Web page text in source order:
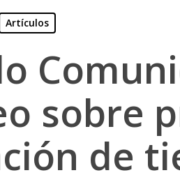
Artículos
sobre
de